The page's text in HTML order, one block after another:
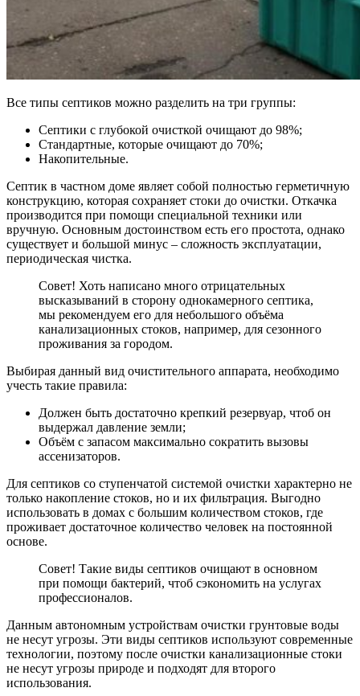
Все типы септиков можно разделить на три группы:
Септики с глубокой очисткой очищают до 98%;
Стандартные, которые очищают до 70%;
Накопительные.
Септик в частном доме являет собой полностью герметичную
конструкцию, которая сохраняет стоки до очистки. Откачка
производится при помощи специальной техники или
вручную. Основным достоинством есть его простота, однако
существует и большой минус – сложность эксплуатации,
периодическая чистка.
Совет! Хоть написано много отрицательных
высказываний в сторону однокамерного септика,
мы рекомендуем его для небольшого объёма
канализационных стоков, например, для сезонного
проживания за городом.
Выбирая данный вид очистительного аппарата, необходимо
учесть такие правила:
Должен быть достаточно крепкий резервуар, чтоб он
выдержал давление земли;
Объём с запасом максимально сократить вызовы
ассенизаторов.
Для септиков со ступенчатой системой очистки характерно не
только накопление стоков, но и их фильтрация. Выгодно
использовать в домах с большим количеством стоков, где
проживает достаточное количество человек на постоянной
основе.
Совет! Такие виды септиков очищают в основном
при помощи бактерий, чтоб сэкономить на услугах
профессионалов.
Данным автономным устройствам очистки грунтовые воды
не несут угрозы. Эти виды септиков используют современные
технологии, поэтому после очистки канализационные стоки
не несут угрозы природе и подходят для второго
использования.